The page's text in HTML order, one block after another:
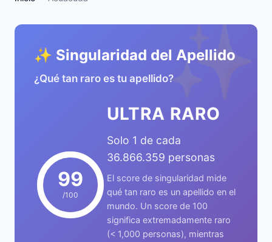
✨
✨ Singularidad del Apellido
¿Qué tan raro es tu apellido?
99
/100
ULTRA RARO
Solo 1 de cada
36.866.359 personas
El score de singularidad mide
qué tan raro es un apellido en el
mundo. Un score de 100
significa extremadamente raro
(< 1,000 personas), mientras